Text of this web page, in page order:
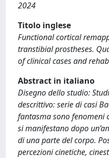
2024
Titolo inglese
Functional cortical
transtibial prostheses.
of clinical cases and
Abstract in italiano
Disegno dello studio:
descrittivo: serie di casi
fantasma sono fenomeni
si manifestano dopo
di una parte del corpo.
percezioni cinetiche,